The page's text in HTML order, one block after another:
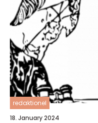
redaktionel
18. January 2024